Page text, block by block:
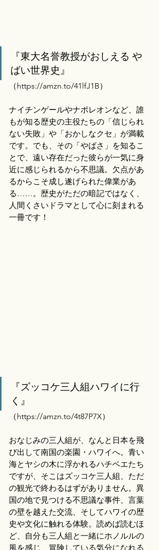
『東大名誉教授がおしえる や
ばい世界史』
（https://amzn.to/41lfJ1B）
ナイチンゲールやナポレオンなど、誰
もが知る歴史の主役たちの「信じられ
ない失敗」や「おかしなクセ」が満載
です。でも、その「やばさ」を知るこ
とで、遠い存在だった彼らが一気に身
近に感じられるから不思議。欠点があ
るからこそ成し遂げられた偉業があ
る……。歴史がただの暗記ではなく、
人間くさいドラマとして心に刻まれる
一冊です！
『ズッコケ三人組ハワイに行
く』
（https://amzn.to/4t87P7X）
おなじみの三人組が、なんと日本を飛
び出して南国の楽園・ハワイへ。青い
海とヤシの木に浮かれるハチベエたち
ですが、そこはズッコケ三人組、ただ
の観光で終わるはずがありません。異
国の地で見つける不思議な事件、言葉
の壁を越えた交流、そしてハワイの歴
史や文化に触れる体験。読めば読むほ
ど、自分も三人組と一緒にホノルルの
風を感じ、冒険している気分になれる